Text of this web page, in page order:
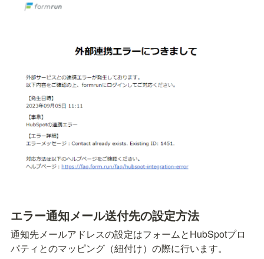
エラー通知メール送付先の設定方法
通知先メールアドレスの設定はフォームとHubSpotプロ
パティとのマッピング（紐付け）の際に行います。